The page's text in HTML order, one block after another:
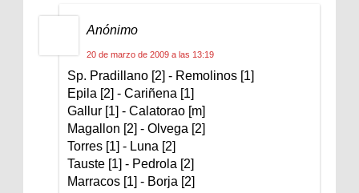
Anónimo
20 de marzo de 2009 a las 13:19
Sp. Pradillano [2] - Remolinos [1]
Epila [2] - Cariñena [1]
Gallur [1] - Calatorao [m]
Magallon [2] - Olvega [2]
Torres [1] - Luna [2]
Tauste [1] - Pedrola [2]
Marracos [1] - Borja [2]